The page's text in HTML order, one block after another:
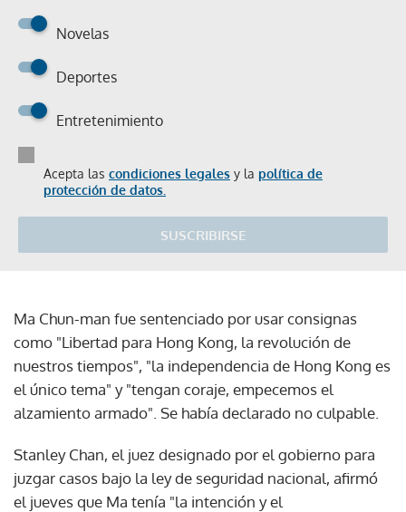
Novelas
Deportes
Entretenimiento
Acepta las condiciones legales y la política de
protección de datos.
SUSCRIBIRSE
Ma Chun-man fue sentenciado por usar consignas
como "Libertad para Hong Kong, la revolución de
nuestros tiempos", "la independencia de Hong Kong es
el único tema" y "tengan coraje, empecemos el
alzamiento armado". Se había declarado no culpable.
Stanley Chan, el juez designado por el gobierno para
juzgar casos bajo la ley de seguridad nacional, afirmó
el jueves que Ma tenía "la intención y el